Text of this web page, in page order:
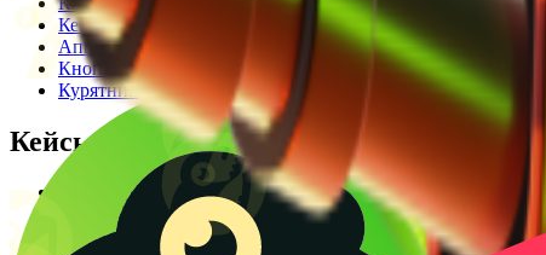
Кейс батл
Апгрейд
Кнопка
Курятник
Кейсы
Кейсы КС2
Кейсы Раст
Создать КС батл